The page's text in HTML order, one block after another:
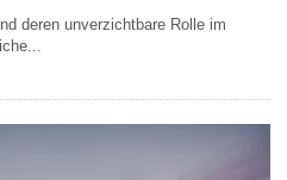
deren unverzichtbare Rolle im